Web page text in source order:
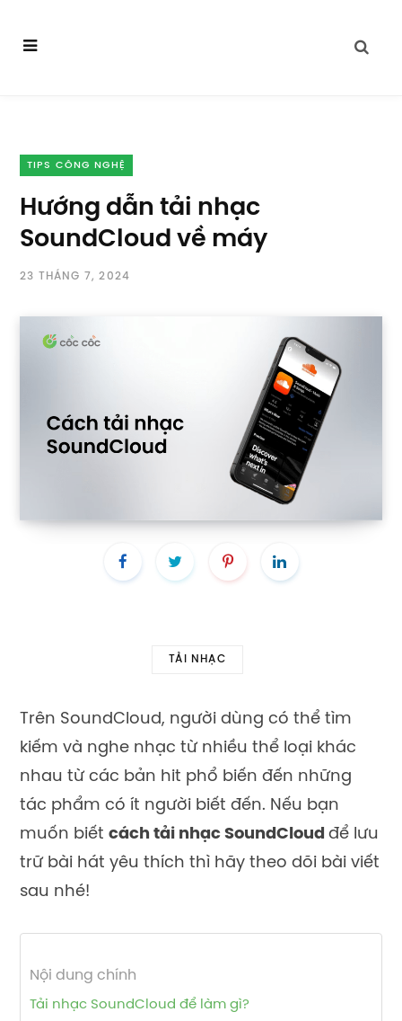
TIPS CÔNG NGHỆ
Hướng dẫn tải nhạc
SoundCloud về máy
23 THÁNG 7, 2024
TẢI NHẠC
Trên SoundCloud, người dùng có thể tìm
kiếm và nghe nhạc từ nhiều thể loại khác
nhau từ các bản hit phổ biến đến những
tác phẩm có ít người biết đến. Nếu bạn
muốn biết cách tải nhạc SoundCloud để lưu
trữ bài hát yêu thích thì hãy theo dõi bài viết
sau nhé!
Nội dung chính
Tải nhạc SoundCloud để làm gì?